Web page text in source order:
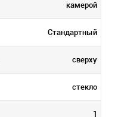
камерой
Стандартный
сверху
стекло
1